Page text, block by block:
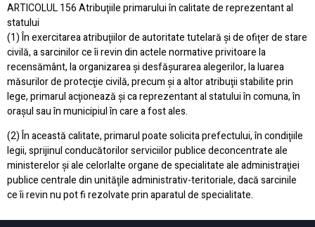
ARTICOLUL 156 Atribuţiile primarului în calitate de reprezentant al
statului
(1) În exercitarea atribuţiilor de autoritate tutelară şi de ofiţer de stare
civilă, a sarcinilor ce îi revin din actele normative privitoare la
recensământ, la organizarea şi desfăşurarea alegerilor, la luarea
măsurilor de protecţie civilă, precum şi a altor atribuţii stabilite prin
lege, primarul acţionează şi ca reprezentant al statului în comuna, în
oraşul sau în municipiul în care a fost ales.
(2) În această calitate, primarul poate solicita prefectului, în condiţiile
legii, sprijinul conducătorilor serviciilor publice deconcentrate ale
ministerelor şi ale celorlalte organe de specialitate ale administraţiei
publice centrale din unităţile administrativ-teritoriale, dacă sarcinile
ce îi revin nu pot fi rezolvate prin aparatul de specialitate.